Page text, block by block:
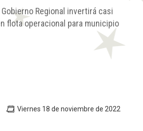
Regional invertirá casi
flota operacional para municipio
Viernes 18 de noviembre de 2022